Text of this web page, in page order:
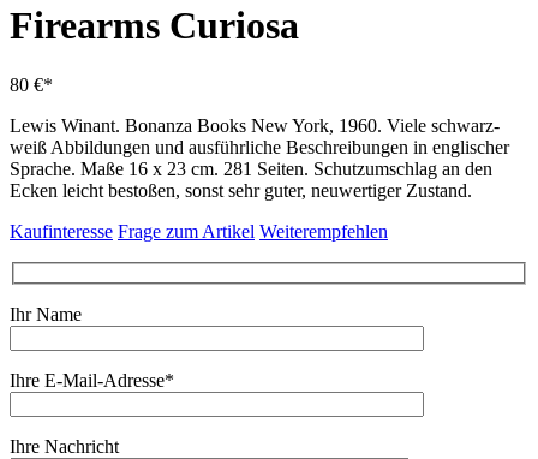
Firearms Curiosa
80 €*
Lewis Winant. Bonanza Books New York, 1960. Viele schwarz-
weiß Abbildungen und ausführliche Beschreibungen in englischer
Sprache. Maße 16 x 23 cm. 281 Seiten. Schutzumschlag an den
Ecken leicht bestoßen, sonst sehr guter, neuwertiger Zustand.
Kaufinteresse Frage zum Artikel Weiterempfehlen
Ihr Name
Ihre E-Mail-Adresse*
Ihre Nachricht